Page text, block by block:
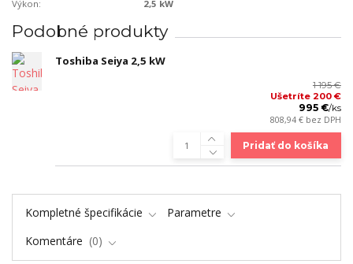
Výkon:
2,5 kW
Podobné produkty
Toshiba Seiya 2,5 kW
1 195 €
Ušetríte 200 €
995 €/ks
808,94 € bez DPH
Pridať do košíka
Kompletné špecifikácie
Parametre
Komentáre
0